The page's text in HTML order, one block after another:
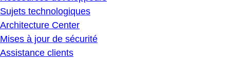
Sujets technologiques
Architecture Center
Mises à jour de sécurité
Assistance clients